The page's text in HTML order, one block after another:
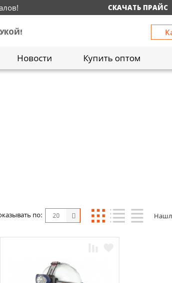
СКАЧАТЬ ПРАЙС
Новости Купить оптом
по: 20